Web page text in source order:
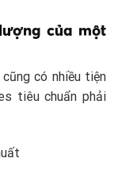
của một
có nhiều tiện
tiêu chuẩn phải